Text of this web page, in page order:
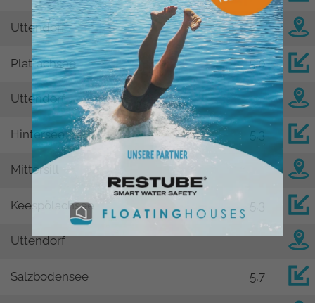
Uttendorf
Plattachsee 5,0
Uttendorf
Hintersee 5,3
Mittersill
Keespölachsee
Uttendorf
Salzbodensee 5,7